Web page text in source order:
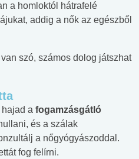
a homloktól hátrafelé
addig a nők az egészből
szó, számos dolog játszhat
a fogamzásgátló
és a szálak
a nőgyógyászoddal.
fog felírni.